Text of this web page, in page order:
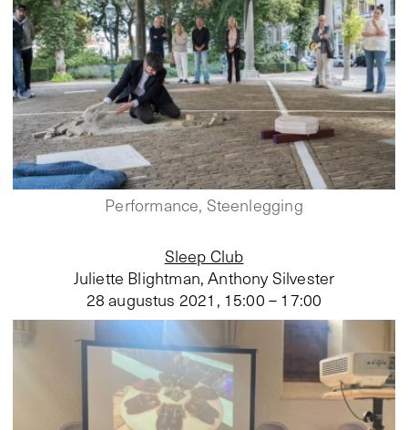
Performance, Steenlegging
Sleep Club
Juliette Blightman, Anthony Silvester
28 augustus 2021 , 15:00 – 17:00